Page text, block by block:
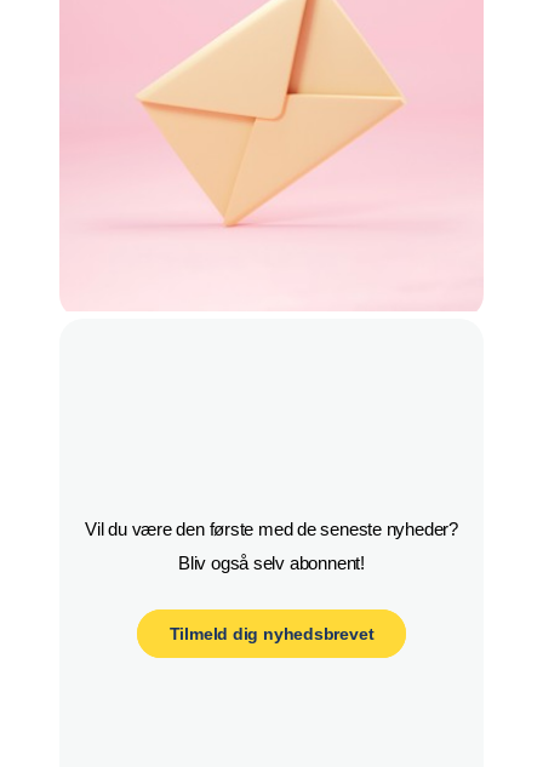
Vil du være den første med de seneste nyheder?
Bliv også selv abonnent!
Tilmeld dig nyhedsbrevet